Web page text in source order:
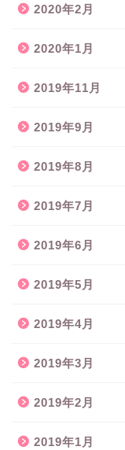
2020年2月
2020年1月
2019年11月
2019年9月
2019年8月
2019年7月
2019年6月
2019年5月
2019年4月
2019年3月
2019年2月
2019年1月